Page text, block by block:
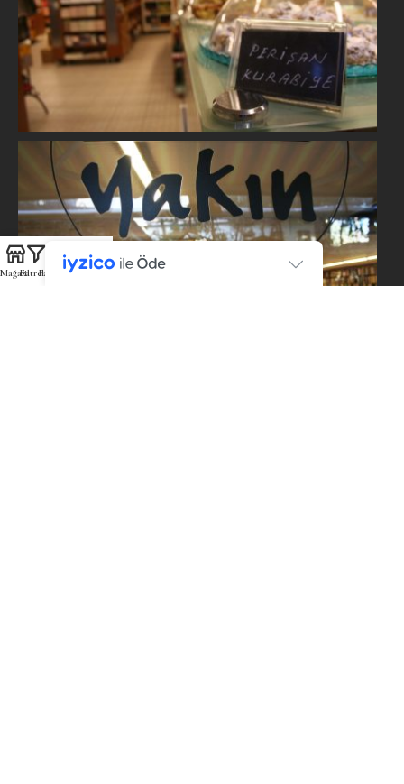
MağazaFiltrelerFavorilerSepetHesabım